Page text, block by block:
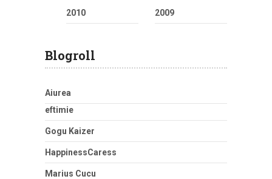
2010 2009
Blogroll
Aiurea
eftimie
Gogu Kaizer
HappinessCaress
Marius Cucu